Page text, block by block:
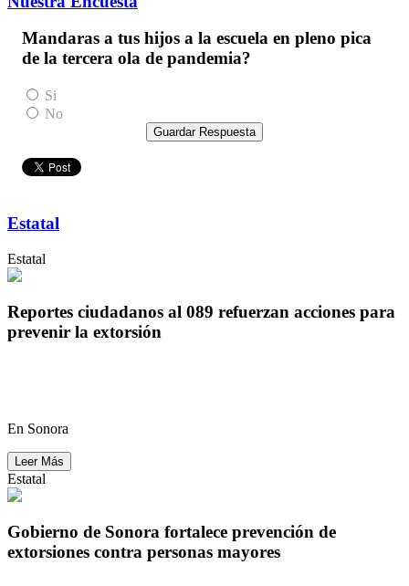
Mandaras a tus hijos a la escuela en pleno pica
de la tercera ola de pandemia?
Si
No
Guardar Respuesta
Estatal
Estatal
Reportes ciudadanos al 089 refuerzan acciones para
prevenir la extorsión
En Sonora
Leer Más
Estatal
Gobierno de Sonora fortalece prevención de
extorsiones contra personas mayores